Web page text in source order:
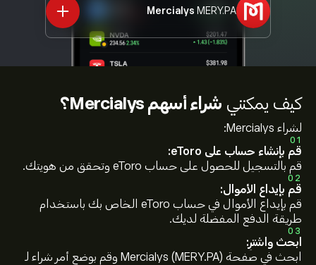
Mercialys MERY.PA
كيف يمكنني شراء أسهم Mercialys؟
لشراء Mercialys:
01
قم بإنشاء حساب على eToro:
قم بالتسجيل للحصول على حساب eToro وتحقق من هويتك.
02
قم بإيداع الأموال:
قم بإيداع الأموال في حساب eToro الخاص بك باستخدام
طريقة الدفع المفضلة لديك.
03
ابحث واشترِ:
ابحث في صفحة Mercialys (MERY.PA) وقم بوضع أمر شراء لـ